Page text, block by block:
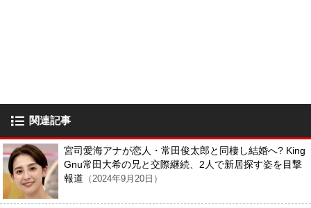
関連記事
宮司愛海アナが恋人・常田俊太郎と同棲し結婚へ? King
Gnu常田大希の兄と交際継続、2人で新居探す姿を目撃
報道 （2024年9月20日）